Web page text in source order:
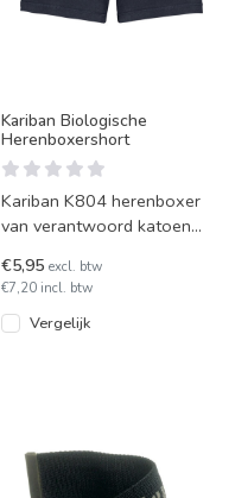
Kariban Biologische
Herenboxershort
Kariban K804 herenboxer
van verantwoord katoen
€5,95 excl. btw
€7,20 incl. btw
Vergelijk